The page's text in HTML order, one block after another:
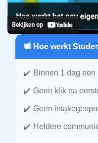
📽️ Hoe werkt
Binnen 1 dag
Geen klik na
Geen
Heldere